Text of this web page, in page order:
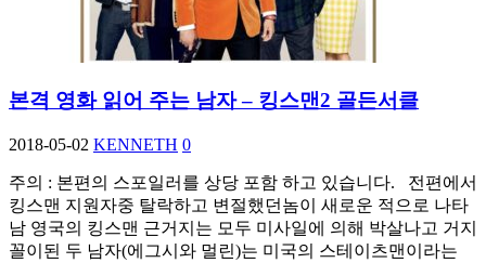
본격 영화 읽어 주는 남자 – 킹스맨2 골든서클
2018-05-02 KENNETH 0
​주의 : 본편의 스포일러를 상당 포함 하고 있습니다. 전편에서
킹스맨 지원자중 탈락하고 변절했던놈이 새로운 적으로 나타
남 영국의 킹스맨 근거지는 모두 미사일에 의해 박살나고 거지
꼴이된 두 남자(에그시와 멀린)는 미국의 스테이츠맨이라는